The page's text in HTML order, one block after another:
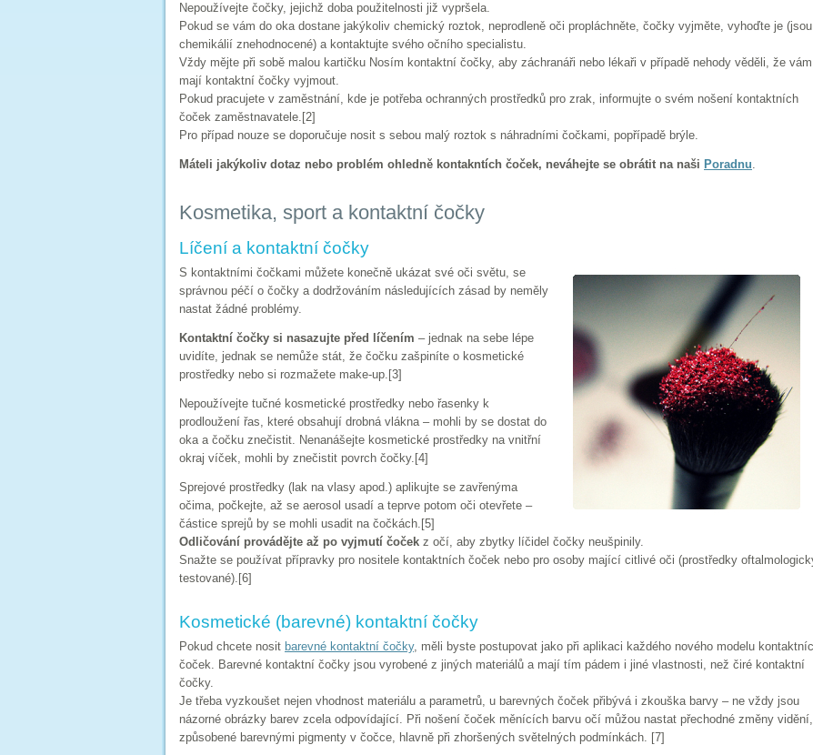
Nepoužívejte čočky, jejichž doba použitelnosti již vypršela.
Pokud se vám do oka dostane jakýkoliv chemický roztok, neprodleně oči propláchněte, čočky vyjměte, vyhoďte je (jsou
chemikálií znehodnocené) a kontaktujte svého očního specialistu.
Vždy mějte při sobě malou kartičku Nosím kontaktní čočky, aby záchranáři nebo lékaři v případě nehody věděli, že vám
mají kontaktní čočky vyjmout.
Pokud pracujete v zaměstnání, kde je potřeba ochranných prostředků pro zrak, informujte o svém nošení kontaktních
čoček zaměstnavatele.[2]
Pro případ nouze se doporučuje nosit s sebou malý roztok s náhradními čočkami, popřípadě brýle.
Máteli jakýkoliv dotaz nebo problém ohledně kontakntích čoček, neváhejte se obrátit na naši Poradnu.
Kosmetika, sport a kontaktní čočky
Líčení a kontaktní čočky
S kontaktními čočkami můžete konečně ukázat své oči světu, se
správnou péčí o čočky a dodržováním následujících zásad by neměly
nastat žádné problémy.
Kontaktní čočky si nasazujte před líčením – jednak na sebe lépe
uvidíte, jednak se nemůže stát, že čočku zašpiníte o kosmetické
prostředky nebo si rozmažete make-up.[3]
Nepoužívejte tučné kosmetické prostředky nebo řasenky k
prodloužení řas, které obsahují drobná vlákna – mohli by se dostat do
oka a čočku znečistit. Nenanášejte kosmetické prostředky na vnitřní
okraj víček, mohli by znečistit povrch čočky.[4]
Sprejové prostředky (lak na vlasy apod.) aplikujte se zavřenýma
očima, počkejte, až se aerosol usadí a teprve potom oči otevřete –
částice sprejů by se mohli usadit na čočkách.[5]
Odličování provádějte až po vyjmutí čoček z očí, aby zbytky líčidel čočky neušpinily.
Snažte se používat přípravky pro nositele kontaktních čoček nebo pro osoby mající citlivé oči (prostředky
testované).[6]
Kosmetické (barevné) kontaktní čočky
Pokud chcete nosit barevné kontaktní čočky, měli byste postupovat jako při aplikaci každého nového modelu
čoček. Barevné kontaktní čočky jsou vyrobené z jiných materiálů a mají tím pádem i jiné vlastnosti, než čiré kontaktní
čočky.
Je třeba vyzkoušet nejen vhodnost materiálu a parametrů, u barevných čoček přibývá i zkouška barvy – ne vždy jsou
názorné obrázky barev zcela odpovídající. Při nošení čoček měnících barvu očí můžou nastat přechodné změny vidění,
způsobené barevnými pigmenty v čočce, hlavně při zhoršených světelných podmínkách. [7]